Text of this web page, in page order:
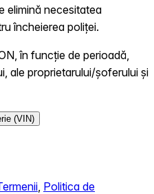
elimină necesitatea
încheierea poliței.
în funcție de perioadă,
ale proprietarului/șoferului și
(VIN)
Politica de